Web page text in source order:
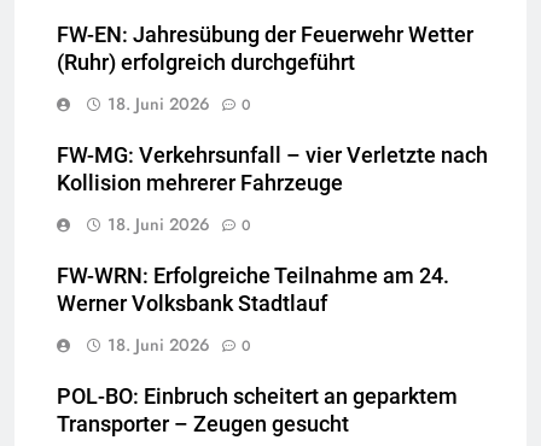
FW-EN: Jahresübung der Feuerwehr Wetter
(Ruhr) erfolgreich durchgeführt
18. Juni 2026
0
FW-MG: Verkehrsunfall – vier Verletzte nach
Kollision mehrerer Fahrzeuge
18. Juni 2026
0
FW-WRN: Erfolgreiche Teilnahme am 24.
Werner Volksbank Stadtlauf
18. Juni 2026
0
POL-BO: Einbruch scheitert an geparktem
Transporter – Zeugen gesucht